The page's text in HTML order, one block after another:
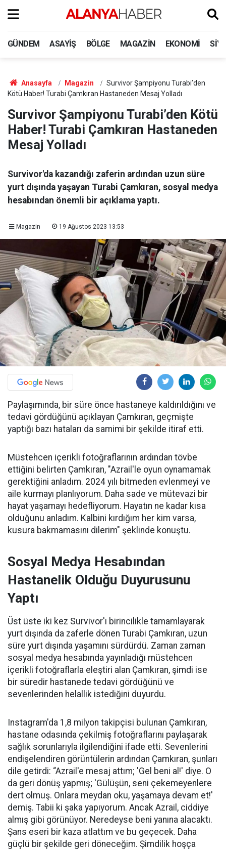
GÜNDEM ASAYIŞ BÖLGE MAGAZIN EKONOMI
Anasayfa Magazin
Survivor Şampiyonu Turabi’den
Kötü Haber! Turabi Çamkıran Hastaneden Mesaj Yolladı
Survivor Şampiyonu Turabi’den Kötü
Haber! Turabi Çamkıran Hastaneden
Mesaj Yolladı
Survivor'da kazandığı zaferin ardından uzun süre
yurt dışında yaşayan Turabi Çamkıran, sosyal medya
hesabından önemli bir açıklama yaptı.
Magazin 19 Ağustos 2023 13:53
Paylaşımında, bir süre önce hastaneye kaldırıldığını ve
tedavi gördüğünü açıklayan Çamkıran, geçmişte
yaptığı bazı hataları da samimi bir şekilde itiraf etti.
Müstehcen içerikli fotoğraflarının ardından tövbe
ettiğini belirten Çamkıran, "Azrail'le oyun oynamamak
gerektiğini anladım. 2024 yılı bitmeden evlenmeyi ve
aile kurmayı planlıyorum. Daha sade ve mütevazi bir
hayat yaşamayı hedefliyorum. Hayatın ne kadar kısa
olduğunu anladım. Kalbini kırdığım her kim varsa,
kusura bakmamasını dilerim" şeklinde konuştu.
Sosyal Medya Hesabından
Hastanelik Olduğu Duyurusunu
Yaptı
Üst üste iki kez Survivor'ı birincilikle tamamlayarak
yurt dışında da zaferle dönen Turabi Çamkıran, uzun
süre yurt dışında yaşamını sürdürdü. Zaman zaman
sosyal medya hesabında yayınladığı müstehcen
içerikli fotoğraflarla eleştiri alan Çamkıran, şimdi ise
bir süredir hastanede tedavi gördüğünü ve
sevenlerinden helallik istediğini duyurdu.
Instagram'da 1,8 milyon takipçisi bulunan Çamkıran,
hastane odasında çekilmiş fotoğraflarını paylaşarak
sağlık sorunlarıyla ilgilendiğini ifade etti. Sevenlerini
endişelendiren görüntülerin ardından Çamkıran, şunları
dile getirdi: “Azrail'e mesaj attım; 'Gel beni al!' diye. O
da geri dönüş yapmış; 'Gülüşün, seni çekemeyenlere
dert olmuş. Onlara meydan oku, yaşamaya devam et!'
demiş. Tabii ki şaka yapıyorum. Ancak Azrail, ciddiye
almış gibi görünüyor. Neredeyse beni yanına alacaktı.
Şans eseri bir kaza atlattım ve bu geçecek. Daha
güçlü bir şekilde geri döneceğim. Şimdilik hoşça